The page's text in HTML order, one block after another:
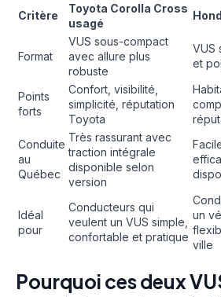
Critère
Toyota Corolla Cross
usagé
Format
VUS sous-compact
avec allure plus
robuste
VUS
et
Points
forts
Confort, visibilité,
simplicité, réputation
Toyota
Conduite
au
Québec
Très rassurant avec
traction intégrale
disponible selon
version
Idéal
pour
Conducteurs qui
veulent un VUS simple,
confortable et pratique
un
ville
Pourquoi ces deux